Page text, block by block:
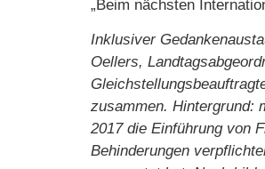
„Beim nächsten
Inklusiver
Oellers,
zusammen. Hintergrund:
2017 die Einführung von
Behinderungen